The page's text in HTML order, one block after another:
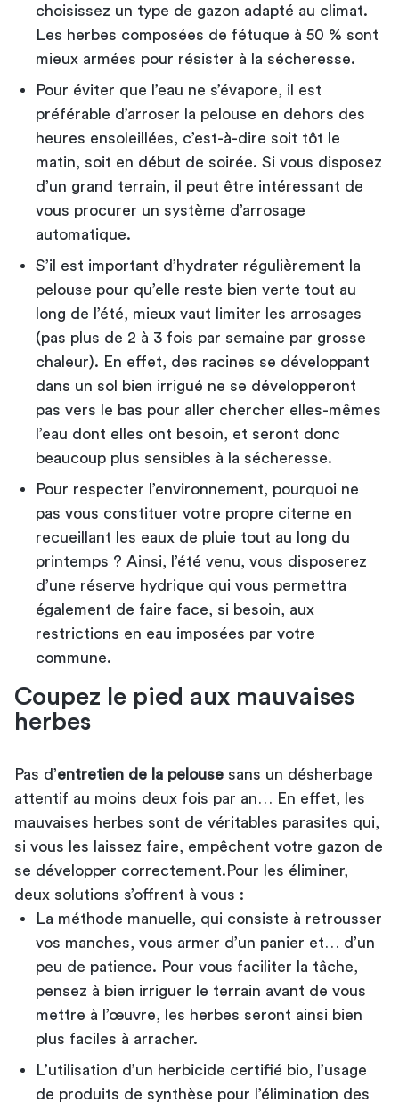
choisissez un type de gazon adapté au climat.
Les herbes composées de fétuque à 50 % sont
mieux armées pour résister à la sécheresse.
Pour éviter que l’eau ne s’évapore, il est
préférable d’arroser la pelouse en dehors des
heures ensoleillées, c’est-à-dire soit tôt le
matin, soit en début de soirée. Si vous disposez
d’un grand terrain, il peut être intéressant de
vous procurer un système d’arrosage
automatique.
S’il est important d’hydrater régulièrement la
pelouse pour qu’elle reste bien verte tout au
long de l’été, mieux vaut limiter les arrosages
(pas plus de 2 à 3 fois par semaine par grosse
chaleur). En effet, des racines se développant
dans un sol bien irrigué ne se développeront
pas vers le bas pour aller chercher elles-mêmes
l’eau dont elles ont besoin, et seront donc
beaucoup plus sensibles à la sécheresse.
Pour respecter l’environnement, pourquoi ne
pas vous constituer votre propre citerne en
recueillant les eaux de pluie tout au long du
printemps ? Ainsi, l’été venu, vous disposerez
d’une réserve hydrique qui vous permettra
également de faire face, si besoin, aux
restrictions en eau imposées par votre
commune.
Coupez le pied aux mauvaises
herbes
Pas d’entretien de la pelouse sans un désherbage
attentif au moins deux fois par an… En effet, les
mauvaises herbes sont de véritables parasites qui,
si vous les laissez faire, empêchent votre gazon de
se développer correctement.Pour les éliminer,
deux solutions s’offrent à vous :
La méthode manuelle, qui consiste à retrousser
vos manches, vous armer d’un panier et… d’un
peu de patience. Pour vous faciliter la tâche,
pensez à bien irriguer le terrain avant de vous
mettre à l’œuvre, les herbes seront ainsi bien
plus faciles à arracher.
L’utilisation d’un herbicide certifié bio, l’usage
de produits de synthèse pour l’élimination des